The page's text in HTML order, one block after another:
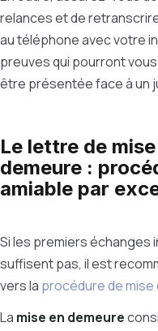
relances et de
au téléphone avec votre
preuves qui pourront
être présentée face à un
Le lettre de
demeure :
amiable par
Si les premiers échanges
suffisent pas, il est
vers la procédure de mise
La mise en demeure